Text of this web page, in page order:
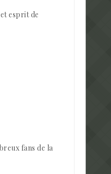
esprit de
fans de la